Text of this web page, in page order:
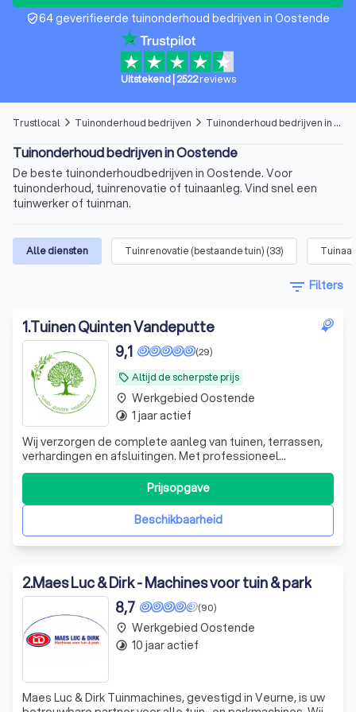
verified_user64 geverifieerde tuinonderhoud bedrijven in Oostende
Uitstekend| 2522 reviews
Trustlocal arrow_forward_ios Tuinonderhoud bedrijven arrow_forward_ios Tuinonderhoud bedrijven in Oostende
Tuinonderhoud bedrijven in Oostende
De beste tuinonderhoudbedrijven in Oostende. Voor
tuinonderhoud, tuinrenovatie of tuinaanleg. Vind snel een
tuinwerker of tuinman.
Alle diensten Tuinrenovatie (bestaande tuin) (33)
filter_list Filters
1.Tuinen Quinten Vandeputte
local_offer Altijd de scherpste prijs
(29)
9,1
Wij verzorgen de complete aanleg van tuinen, terrassen,
verhardingen en afsluitingen. Met professioneel
tuinonderhoud blijft uw buitenruimte altijd verzorgd en
Beschikbaarheid
Prijsopgave
place Werkgebied Oostende
timelapse 1 jaar actief
2.Maes Luc & Dirk - Machines voor tuin & park
(90)
8,7
Maes Luc & Dirk Tuinmachines, gevestigd in Veurne, is uw
place Werkgebied Oostende
timelapse 10 jaar actief